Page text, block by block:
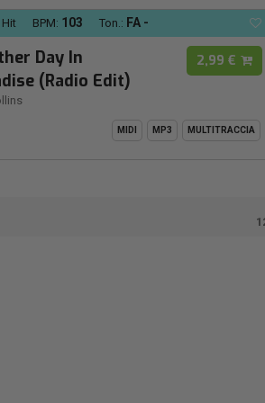
Hit BPM: 103 Ton.: FA -
Day In
(Radio Edit)
2,99 €
MIDI MP3 MULTITRACCIA